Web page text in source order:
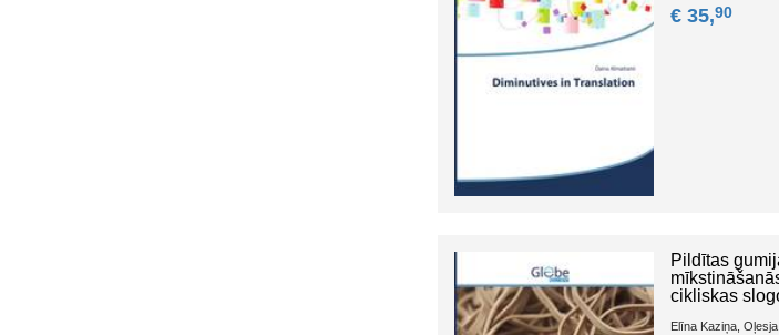
€ 35,90
Pildītas
cikliskas
Elīna Kaziņa,